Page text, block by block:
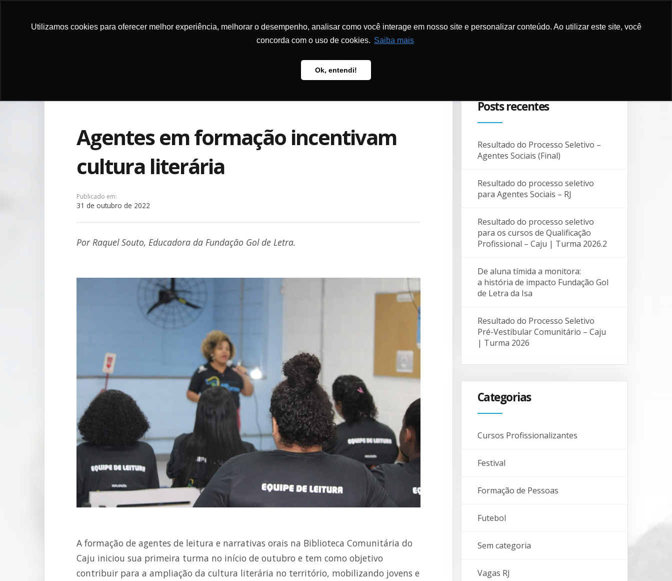
Utilizamos cookies para oferecer melhor experiência, melhorar o desempenho, analisar como você interage em nosso site e personalizar conteúdo. Ao utilizar este site, você
concorda com o uso de cookies. Saiba mais
Ok, entendi!
PROGRAMAS E PROJETOS METODOLOGIA PUBLICAÇÕES E MÍDIA
Agentes em formação incentivam
cultura literária
Publicado em:
31 de outubro de 2022
Por Raquel Souto, Educadora da Fundação Gol de Letra.
A formação de agentes de leitura e narrativas orais na Biblioteca Comunitária do
Caju iniciou sua primeira turma no início de outubro e tem como objetivo
contribuir para a ampliação da cultura literária no território, mobilizando jovens e
Posts recentes
Resultado do Processo Seletivo –
Agentes Sociais (Final)
Resultado do processo seletivo
para Agentes Sociais – RJ
Resultado do processo seletivo
para os cursos de Qualificação
Profissional – Caju | Turma 2026.2
De aluna tímida a monitora:
a história de impacto Fundação Gol
de Letra da Isa
Resultado do Processo Seletivo
Pré-Vestibular Comunitário – Caju
| Turma 2026
Categorias
Cursos Profissionalizantes
Festival
Formação de Pessoas
Futebol
Sem categoria
Vagas RJ